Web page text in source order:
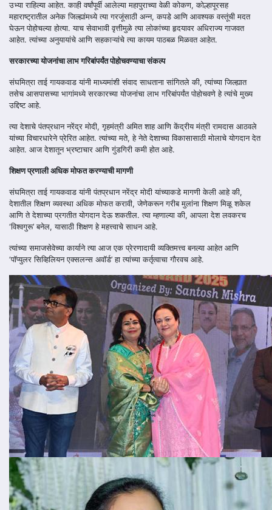
उभ्या राहिल्या आहेत. काही वर्षांपूर्वी आलेल्या महापुराच्या वेळी कोकण, कोल्हापूरसह
महाराष्ट्रातील अनेक जिल्ह्यांमध्ये त्या गरजूंसाठी अन्न, कपडे आणि आवश्यक वस्तूंची मदत
घेऊन पोहोचल्या होत्या. याच सेवाभावी वृत्तीमुळे त्या लोकांच्या हृदयावर अधिराज्य गाजवत
आहेत. त्यांच्या अनुयायांचे आणि सहकाऱ्यांचे त्या कायम पाठबळ मिळवत आहेत.
सरकारच्या योजनांचा लाभ गरिबांपर्यंत पोहोचवण्याचा संकल्प
संघमित्रा ताई गायकवाड यांनी माध्यमांशी संवाद साधताना सांगितले की, त्यांच्या जिल्ह्यात
तसेच आसपासच्या भागांमध्ये सरकारच्या योजनांचा लाभ गरिबांपर्यंत पोहोचवणे हे त्यांचे मुख्य
उद्दिष्ट आहे.
त्या देशाचे पंतप्रधान नरेंद्र मोदी, गृहमंत्री अमित शाह आणि केंद्रीय मंत्री रामदास आठवले
यांच्या विचारधारेने प्रेरित आहेत. त्यांच्या मते, हे नेते देशाच्या विकासासाठी मोलाचे योगदान देत
आहेत. आज देशातून भ्रष्टाचार आणि गुंडगिरी कमी होत आहे.
शिक्षण प्रणाली अधिक मोफत करण्याची मागणी
संघमित्रा ताई गायकवाड यांनी पंतप्रधान नरेंद्र मोदी यांच्याकडे मागणी केली आहे की,
देशातील शिक्षण व्यवस्था अधिक मोफत करावी, जेणेकरून गरीब मुलांना शिक्षण मिळू शकेल
आणि ते देशाच्या प्रगतीत योगदान देऊ शकतील. त्या म्हणाल्या की, आपला देश लवकरच
‘विश्वगुरू’ बनेल, यासाठी शिक्षण हे महत्त्वाचे साधन आहे.
त्यांच्या समाजसेवेच्या कार्याने त्या आज एक प्रेरणादायी व्यक्तिमत्त्व बनल्या आहेत आणि
‘पॉप्युलर सिव्हिलियन एक्सलन्स अवॉर्ड’ हा त्यांच्या कर्तृत्वाचा गौरवच आहे.